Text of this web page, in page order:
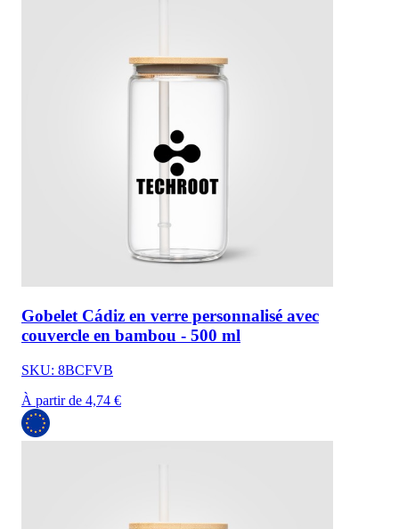
Gobelet Cádiz en verre personnalisé avec
couvercle en bambou - 500 ml
SKU: 8BCFVB
À partir de 4,74 €